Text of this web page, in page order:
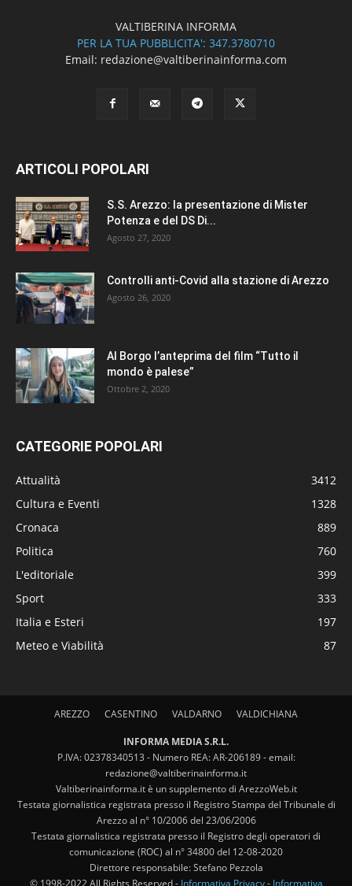
VALTIBERINA INFORMA
PER LA TUA PUBBLICITA': 347.3780710
Email: redazione@valtiberinainforma.com
ARTICOLI POPOLARI
S.S. Arezzo: la presentazione di Mister
Potenza e del DS Di...
Agosto 27, 2020
Controlli anti-Covid alla stazione di Arezzo
Agosto 26, 2020
Al Borgo l’anteprima del film “Tutto il
mondo è palese”
Ottobre 2, 2020
CATEGORIE POPOLARI
Attualità
3412
Cultura e Eventi
1328
Cronaca
889
Politica
760
L'editoriale
399
Sport
333
Italia e Esteri
197
Meteo e Viabilità
87
AREZZO CASENTINO VALDARNO VALDICHIANA
INFORMA MEDIA S.R.L.
P.IVA: 02378340513 - Numero REA: AR-206189 - email:
redazione@valtiberinainforma.it
Valtiberinainforma.it è un supplemento di ArezzoWeb.it
Testata giornalistica registrata presso il Registro Stampa del Tribunale di
Arezzo al n° 10/2006 del 23/06/2006
Testata giornalistica registrata presso il Registro degli operatori di
comunicazione (ROC) al n° 34800 del 12-08-2020
Direttore responsabile: Stefano Pezzola
© 1998-2022 All Rights Reserved - Informativa Privacy- Informativa